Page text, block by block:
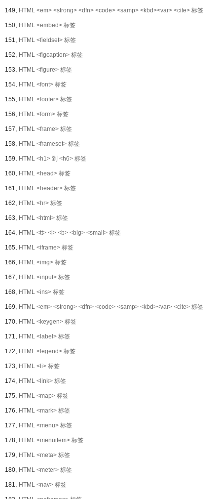
149、HTML <em> <strong> <dfn> <code> <samp> <kbd><var> <cite> 标签
150、HTML <embed> 标签
151、HTML <fieldset> 标签
152、HTML <figcaption> 标签
153、HTML <figure> 标签
154、HTML <font> 标签
155、HTML <footer> 标签
156、HTML <form> 标签
157、HTML <frame> 标签
158、HTML <frameset> 标签
159、HTML <h1> 到 <h6> 标签
160、HTML <head> 标签
161、HTML <header> 标签
162、HTML <hr> 标签
163、HTML <html> 标签
164、HTML <tt> <i> <b> <big> <small> 标签
165、HTML <iframe> 标签
166、HTML <img> 标签
167、HTML <input> 标签
168、HTML <ins> 标签
169、HTML <em> <strong> <dfn> <code> <samp> <kbd><var> <cite> 标签
170、HTML <keygen> 标签
171、HTML <label> 标签
172、HTML <legend> 标签
173、HTML <li> 标签
174、HTML <link> 标签
175、HTML <map> 标签
176、HTML <mark> 标签
177、HTML <menu> 标签
178、HTML <menuitem> 标签
179、HTML <meta> 标签
180、HTML <meter> 标签
181、HTML <nav> 标签